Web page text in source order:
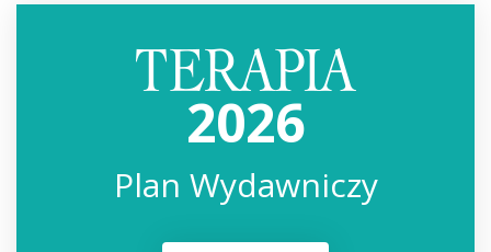
2026
Plan Wydawniczy